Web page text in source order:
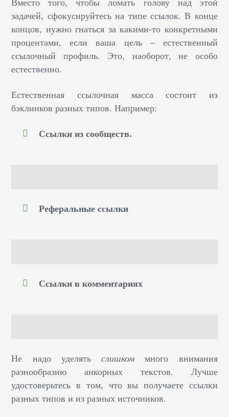
задачей, сфокусируйтесь на типе ссылок. В конце
концов, нужно гнаться за какими-то конкретными
процентами, если ваша цель – естественный
ссылочный профиль. Это, наоборот, не особо
естественно.
Естественная ссылочная масса состоит из
бэклинков разных типов. Например:
Ссылки из сообществ.
Реферальные ссылки
Ссылки в комментариях
Не надо уделятьслишкоммного внимания
разнообразию анкорных текстов. Лучше
удостоверьтесь в том, что вы получаете ссылки
разных типов и из разных источников.